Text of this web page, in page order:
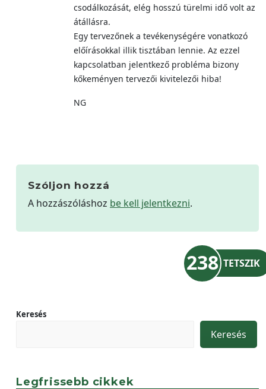
csodálkozását, elég hosszú türelmi idő volt az
átállásra.
Egy tervezőnek a tevékenységére vonatkozó
előírásokkal illik tisztában lennie. Az ezzel
kapcsolatban jelentkező probléma bizony
kőkeményen tervezői kivitelezői hiba!
NG
Szóljon hozzá
A hozzászóláshoz be kell jelentkezni.
238 TETSZIK
Keresés
Keresés
Legfrissebb cikkek